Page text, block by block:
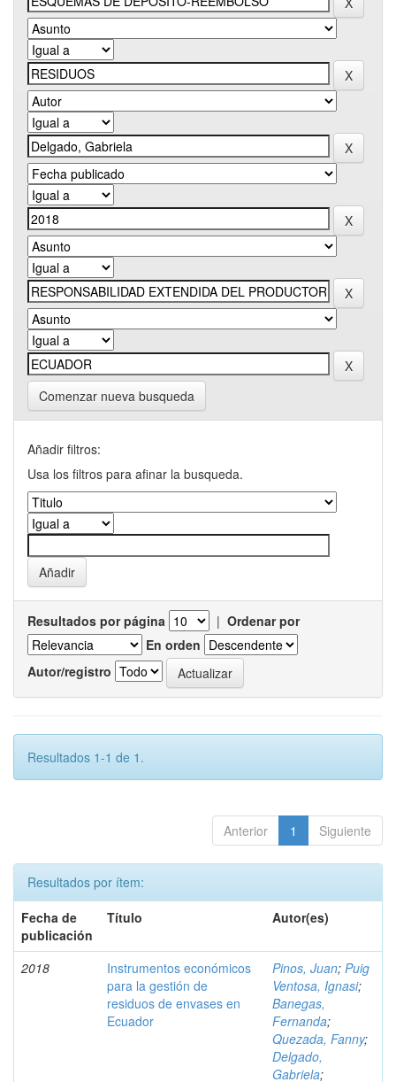
Comenzar nueva busqueda
Añadir filtros:
Usa los filtros para afinar la busqueda.
Resultados por página | Ordenar por
En orden
Autor/registro
Resultados 1-1 de 1.
Anterior 1 Siguiente
Resultados por ítem:
Fecha de
publicación
Título Autor(es)
2018
Instrumentos económicos
para la gestión de
residuos de envases en
Ecuador
Pinos, Juan; Puig
Ventosa, Ignasi;
Banegas,
Fernanda;
Quezada, Fanny;
Delgado,
Gabriela;